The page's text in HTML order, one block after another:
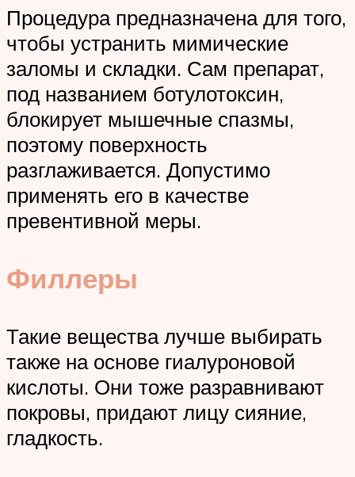
Процедура предназначена для того,
чтобы устранить мимические
заломы и складки. Сам препарат,
под названием ботулотоксин,
блокирует мышечные спазмы,
поэтому поверхность
разглаживается. Допустимо
применять его в качестве
превентивной меры.
Филлеры
Такие вещества лучше выбирать
также на основе гиалуроновой
кислоты. Они тоже разравнивают
покровы, придают лицу сияние,
гладкость.